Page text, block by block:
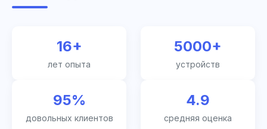
16+
лет опыта
5000+
устройств
95%
довольных клиентов
4.9
средняя оценка